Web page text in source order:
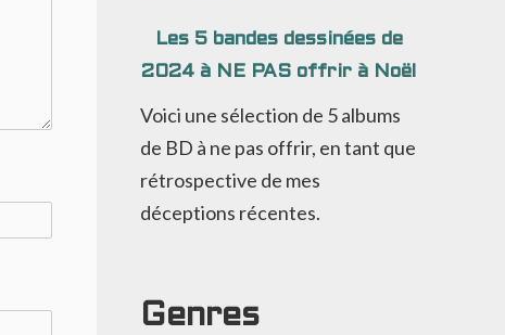
Les 5 bandes dessinées de
2024 à NE PAS offrir à Noël
Voici une sélection de 5 albums
de BD à ne pas offrir, en tant que
rétrospective de mes
déceptions récentes.
Genres